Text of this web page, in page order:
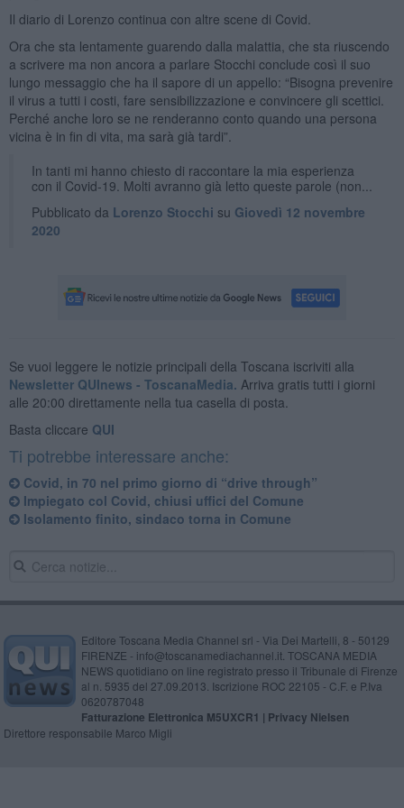
Il diario di Lorenzo continua con altre scene di Covid.
Ora che sta lentamente guarendo dalla malattia, che sta riuscendo
a scrivere ma non ancora a parlare Stocchi conclude così il suo
lungo messaggio che ha il sapore di un appello: “Bisogna prevenire
il virus a tutti i costi, fare sensibilizzazione e convincere gli scettici.
Perché anche loro se ne renderanno conto quando una persona
vicina è in fin di vita, ma sarà già tardi”.
In tanti mi hanno chiesto di raccontare la mia esperienza
con il Covid-19. Molti avranno già letto queste parole (non...
Pubblicato da Lorenzo Stocchi su Giovedì 12 novembre
2020
Se vuoi leggere le notizie principali della Toscana iscriviti alla
Newsletter QUInews - ToscanaMedia. Arriva gratis tutti i giorni
alle 20:00 direttamente nella tua casella di posta.
Basta cliccare QUI
Ti potrebbe interessare anche:
Covid, in 70 nel primo giorno di “drive through”
Impiegato col Covid, chiusi uffici del Comune
Isolamento finito, sindaco torna in Comune
Editore Toscana Media Channel srl - Via Dei Martelli, 8 - 50129
FIRENZE - info@toscanamediachannel.it. TOSCANA MEDIA
NEWS quotidiano on line registrato presso il Tribunale di Firenze
al n. 5935 del 27.09.2013. Iscrizione ROC 22105 - C.F. e P.Iva
0620787048
Fatturazione Elettronica M5UXCR1 | Privacy Nielsen
Direttore responsabile Marco Migli